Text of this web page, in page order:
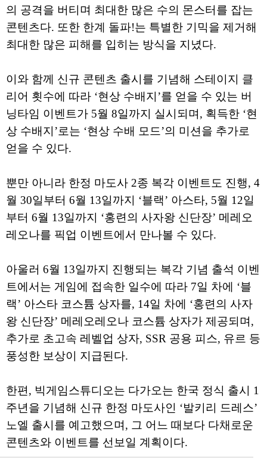
의 공격을 버티며 최대한 많은 수의 몬스터를 잡는
콘텐츠다. 또한 한계 돌파!는 특별한 기믹을 제거해
최대한 많은 피해를 입히는 방식을 지녔다.
이와 함께 신규 콘텐츠 출시를 기념해 스테이지 클
리어 횟수에 따라 ‘현상 수배지’를 얻을 수 있는 버
닝타임 이벤트가 5월 8일까지 실시되며, 획득한 ‘현
상 수배지’로는 ‘현상 수배 모드’의 미션을 추가로
얻을 수 있다.
뿐만 아니라 한정 마도사 2종 복각 이벤트도 진행, 4
월 30일부터 6월 13일까지 ‘블랙’ 아스타, 5월 12일
부터 6월 13일까지 ‘홍련의 사자왕 신단장’ 메레오
레오나를 픽업 이벤트에서 만나볼 수 있다.
아울러 6월 13일까지 진행되는 복각 기념 출석 이벤
트에서는 게임에 접속한 일수에 따라 7일 차에 ‘블
랙’ 아스타 코스튬 상자를, 14일 차에 ‘홍련의 사자
왕 신단장’ 메레오레오나 코스튬 상자가 제공되며,
추가로 초고속 레벨업 상자, SSR 공용 피스, 유르 등
풍성한 보상이 지급된다.
한편, 빅게임스튜디오는 다가오는 한국 정식 출시 1
주년을 기념해 신규 한정 마도사인 ‘발키리 드레스’
노엘 출시를 예고했으며, 그 어느 때보다 다채로운
콘텐츠와 이벤트를 선보일 계획이다.